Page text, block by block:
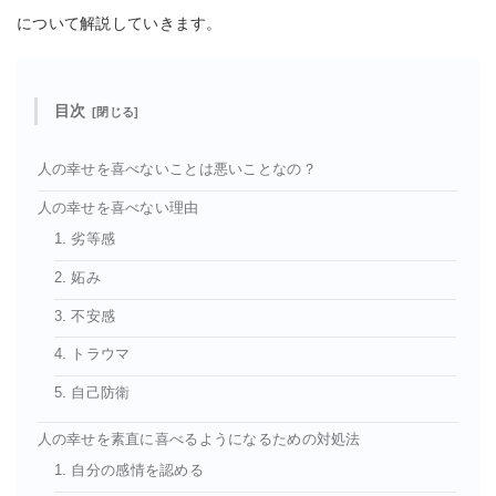
について解説していきます。
目次
人の幸せを喜べないことは悪いことなの？
人の幸せを喜べない理由
1. 劣等感
2. 妬み
3. 不安感
4. トラウマ
5. 自己防衛
人の幸せを素直に喜べるようになるための対処法
1. 自分の感情を認める